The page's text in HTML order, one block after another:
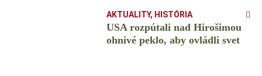
AKTUALITY, HISTÓRIA
USA rozpútali nad Hirošimou
ohnivé peklo, aby ovládli svet